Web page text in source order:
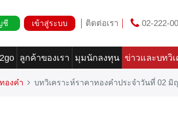
ชี เข้าสู่ระบบ ติดต่อเรา 02-222-
ลูกค้าของเรา มุมนักลงทุน ข่าวและบทวิ
องคำ บทวิเคราะห์ราคาทองคำประจำวันที่ 02 มิ